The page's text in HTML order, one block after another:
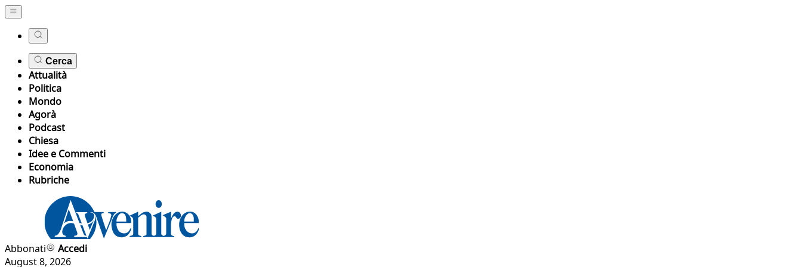
Cerca
Attualità
Politica
Mondo
Agorà
Podcast
Chiesa
Idee e Commenti
Economia
Rubriche
Abbonati
Accedi
August 8, 2026